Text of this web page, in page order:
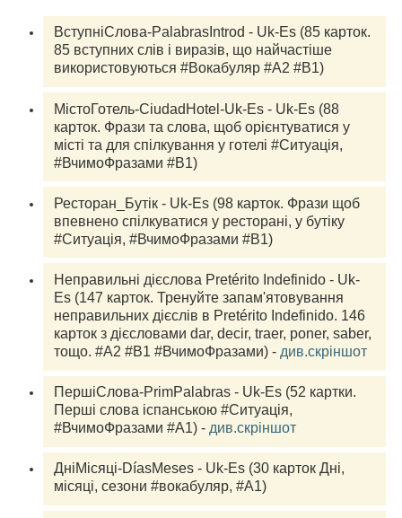
ВступніСлова-PalabrasIntrod - Uk-Es (85 карток.
85 вступних слів і виразів, що найчастіше
використовуються #Вокабуляр #А2 #В1)
МістоГотель-СiudadHotel-Uk-Es - Uk-Es (88
карток. Фрази та слова, щоб орієнтуватися у
місті та для спілкування у готелі #Ситуація,
Ресторан_Бутік - Uk-Es (98 карток. Фрази щоб
впевнено спілкуватися у ресторані, у бутіку
#Ситуація, #ВчимоФразами #B1)
Неправильні дієслова Pretérito Indefinido - Uk-
Es (147 карток. Тренуйте запам'ятовування
неправильних дієслів в Pretérito Indefinido. 146
карток з дієсловами dar, decir, traer, poner, saber,
тощо. #A2 #B1 #ВчимоФразами) - див.скріншот
ПершіСлова-PrimPalabras - Uk-Es (52 картки.
Перші слова іспанською #Ситуація,
#ВчимоФразами #A1) - див.скріншот
ДніМісяці-DíasMeses - Uk-Es (30 карток Дні,
місяці, сезони #вокабуляр, #А1)